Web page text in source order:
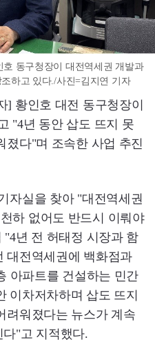
동구청장이 대전역세권 개발과
하고 있다./사진=김지연 기자
] 황인호 대전 동구청장이
"4년 동안 삽도 뜨지 못
졌다"며 조속한 사업 추진
자실을 찾아 "대전역세권
하 없어도 반드시 이뤄야
년 전 허태정 시장과 함
대전역세권에 백화점과
아파트를 건설하는 민간
이차저차하며 삽도 뜨지
려워졌다는 뉴스가 계속
"고 지적했다.